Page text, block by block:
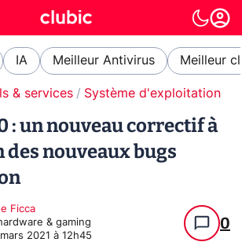
IA Meilleur Antivirus Meilleur
& services Système d'exploitation
: un nouveau correctif à
nouveaux bugs
Ficca
& gaming
2021 à 12h45
0